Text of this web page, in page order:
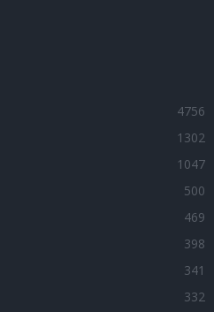
4756
1302
1047
500
469
398
341
332